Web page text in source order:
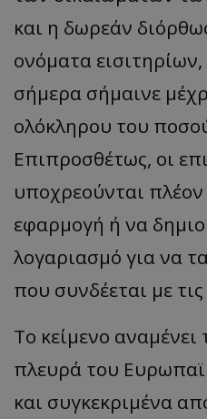
και η δωρεάν
ονόματα
σήμερα σήμαινε
ολόκληρου του
Επιπροσθέτως, οι
υποχρεούνται
εφαρμογή ή να
λογαριασμό για να
που συνδέεται με
Το κείμενο
πλευρά του
και συγκεκριμένα